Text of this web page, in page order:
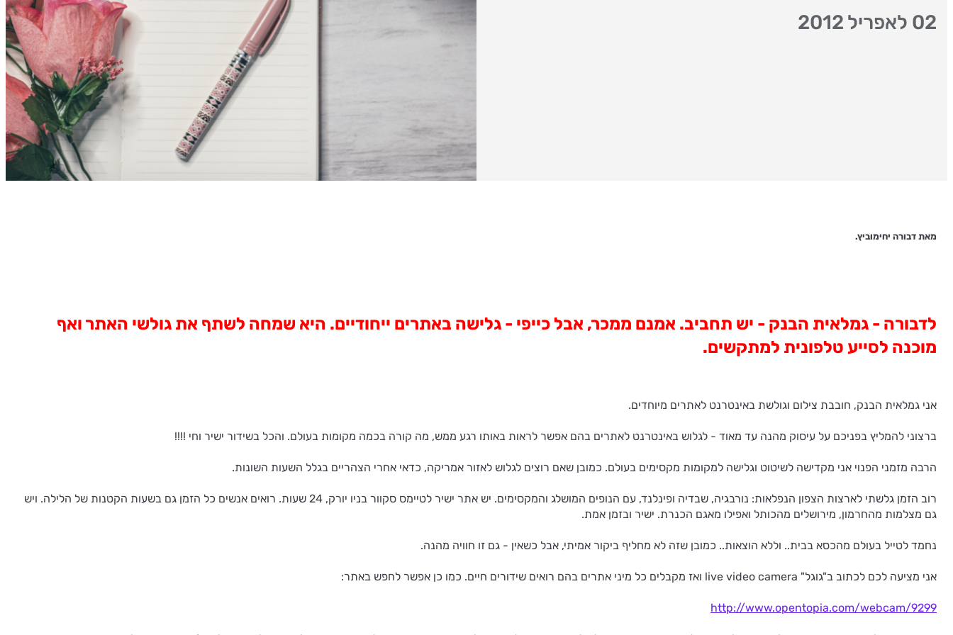
02 לאפריל 2012
מאת דבורה יחימוביץ.
לדבורה - גמלאית הבנק - יש תחביב. אמנם ממכר, אבל כייפי - גלישה באתרים ייחודיים. היא שמחה לשתף את גולשי האתר ואף
מוכנה לסייע טלפונית למתקשים.
אני גמלאית הבנק, חובבת צילום וגולשת באינטרנט לאתרים מיוחדים.
ברצוני להמליץ בפניכם על עיסוק מהנה עד מאוד - לגלוש באינטרנט לאתרים בהם אפשר לראות באותו רגע ממש, מה קורה בכמה מקומות בעולם. והכל בשידור ישיר וחי !!!!
הרבה מזמני הפנוי אני מקדישה לשיטוט וגלישה למקומות מקסימים בעולם. כמובן שאם רוצים לגלוש לאזור אמריקה, כדאי אחרי הצהריים בגלל השעות השונות.
רוב הזמן גלשתי לארצות הצפון הנפלאות: נורבגיה, שבדיה ופינלנד, עם הנופים המושלג והמקסימים. יש אתר ישיר לטיימס סקוור בניו יורק, 24 שעות. רואים אנשים כל הזמן גם בשעות הקטנות של הלילה. ויש
גם מצלמות מהחרמון, מירושלים מהכותל ואפילו מאגם הכנרת. ישיר ובזמן אמת.
נחמד לטייל בעולם מהכסא בבית.. וללא הוצאות.. כמובן שזה לא מחליף ביקור אמיתי, אבל כשאין - גם זו חוויה מהנה.
אני מציעה לכם לכתוב ב"גוגל" live video camera ואז מקבלים כל מיני אתרים בהם רואים שידורים חיים. כמו כן אפשר לחפש באתר:
http://www.opentopia.com/webcam/9299